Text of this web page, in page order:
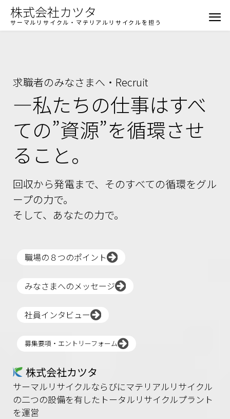
株式会社カツタ
サーマルリサイクル・マテリアルリサイクルを担う
求職者のみなさまへ・Recruit
—私たちの仕事はすべ
ての”資源”を循環させ
ること。
回収から発電まで、そのすべての循環をグル
ープの力で。
そして、あなたの力で。
職場の８つのポイント
みなさまへのメッセージ
社員インタビュー
募集要項・エントリーフォーム
株式会社カツタ
サーマルリサイクルならびにマテリアルリサイクル
の二つの設備を有したトータルリサイクルプラント
を運営